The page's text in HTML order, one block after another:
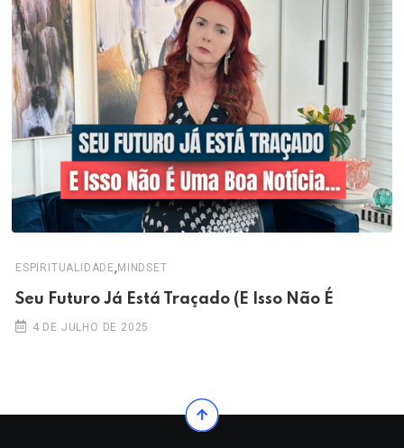
ESPIRITUALIDADE, MINDSET
Seu Futuro Já Está Traçado (E Isso Não É
4 DE JULHO DE 2025